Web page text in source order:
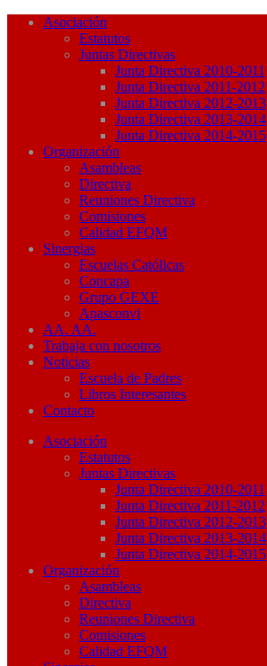
Asociación
Estatutos
Juntas Directivas
Junta Directiva 2010-2011
Junta Directiva 2011-2012
Junta Directiva 2012-2013
Junta Directiva 2013-2014
Junta Directiva 2014-2015
Organización
Asambleas
Directiva
Reuniones Directiva
Comisiones
Calidad EFQM
Sinergias
Escuelas Católicas
Concapa
Grupo GEXE
Apasconvi
AA. AA.
Trabaja con nosotros
Noticias
Escuela de Padres
Libros Interesantes
Contacto
Asociación
Estatutos
Juntas Directivas
Junta Directiva 2010-2011
Junta Directiva 2011-2012
Junta Directiva 2012-2013
Junta Directiva 2013-2014
Junta Directiva 2014-2015
Organización
Asambleas
Directiva
Reuniones Directiva
Comisiones
Calidad EFQM